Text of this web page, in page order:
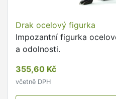
Drak ocelový figurka
Impozantní figurka
a odolnosti.
355,60 Kč
včetně DPH